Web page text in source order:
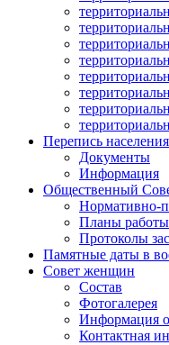
Перепись
Документы
Информация
Общественный
Нормативно-
Планы работы
Протоколы
Памятные даты в
Совет женщин
Состав
Фотогалерея
Информация о
Контактная